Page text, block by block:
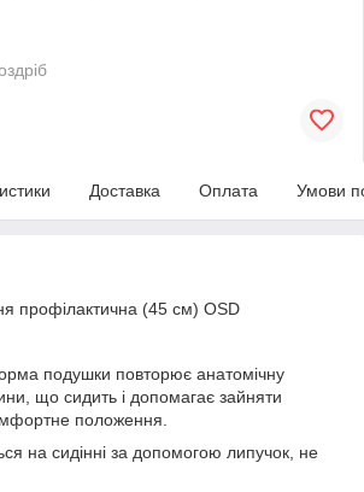
Доставка Оплата Умови
профілактична (45 см) OSD
подушки повторює анатомічну
що сидить і допомагає зайняти
положення.
на сидінні за допомогою липучок, не